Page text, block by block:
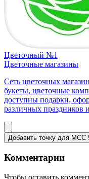
Цветочный №1
Цветочные магазины
Сеть цветочных
букеты, цветочные
доступны подарки,
различных праздников
Добавить точку для MCC
Комментарии
Чтобы оставить